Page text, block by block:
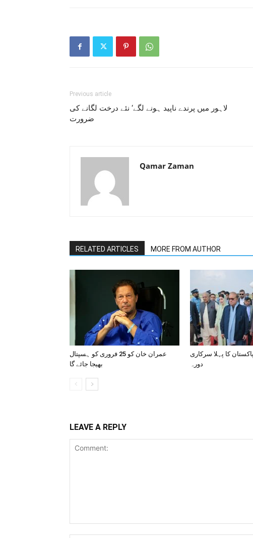
Previous article
لاہور میں پرندے ناپید ہونے لگے‘ نئے درخت لگانے کی
ضرورت
Qamar Zaman
RELATED ARTICLES MORE FROM AUTHOR
عمران خان کو 25 فروری کو ہسپتال
بھیجا جائے گا
کا پہلا سرکاری
دورہ
LEAVE A REPLY